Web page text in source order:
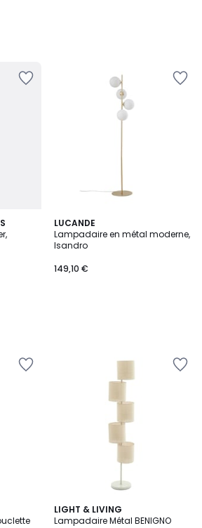
LUCANDE
Lampadaire en métal moderne,
Isandro
149,10 €
LIGHT & LIVING
Lampadaire Métal BENIGNO